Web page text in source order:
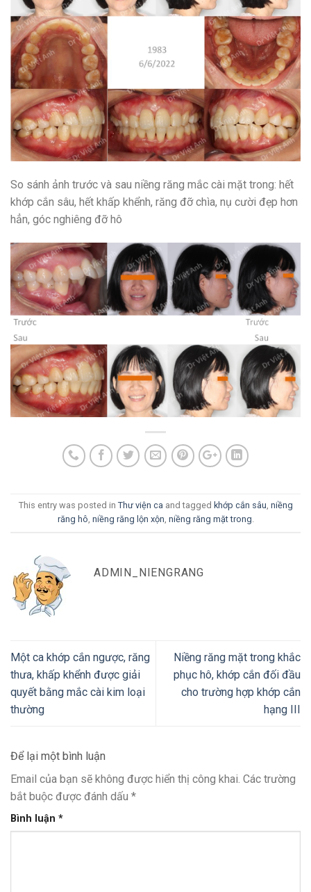
So sánh ảnh trước và sau niềng răng mắc cài mặt trong: hết
khớp cắn sâu, hết khấp khểnh, răng đỡ chìa, nụ cười đẹp hơn
hẳn, góc nghiêng đỡ hô
This entry was posted in Thư viện ca and tagged khớp cắn sâu, niềng
răng hô, niềng răng lộn xộn, niềng răng mặt trong.
ADMIN_NIENGRANG
Một ca khớp cắn ngược, răng
thưa, khấp khểnh được giải
quyết bằng mắc cài kim loại
thường
Niềng răng mặt trong khắc
phục hô, khớp cắn đối đầu
cho trường hợp khớp cắn
hạng III
Để lại một bình luận
Email của bạn sẽ không được hiển thị công khai. Các trường
bắt buộc được đánh dấu *
Bình luận *